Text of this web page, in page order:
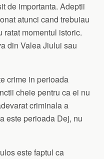
de importanta. Adeptii
atunci cand trebuiau
ratat momentul istoric.
din Valea Jiului sau
crime in perioada
cheie pentru ca ei nu
criminala a
este perioada Dej, nu
este faptul ca